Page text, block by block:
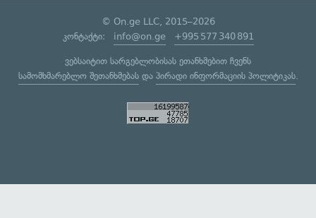
© On.ge LLC, 2015–2026
კონტაქტი: info@on.ge +995 577 340 891
ვებსაიტით სარგებლობისას ეთანხმებით ჩვენს
სამომხმარებლო შეთანხმებასდა პირადი ინფორმაციის პოლიტიკას.